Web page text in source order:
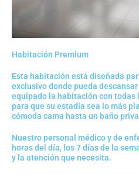
Habitación Premium
Esta habitación está diseñada
exclusivo donde pueda
equipado la habitación con todas
para que su estadía sea lo más
cómoda cama hasta un baño
Nuestro personal médico y de
horas del día, los 7 días de la
y la atención que necesita.